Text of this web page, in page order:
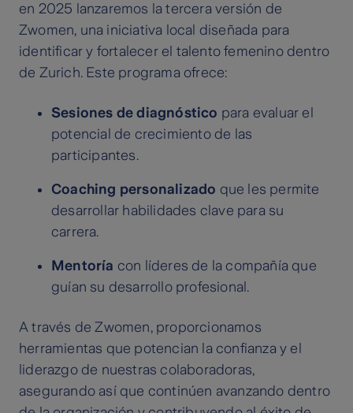
en 2025 lanzaremos la tercera versión de
Zwomen, una iniciativa local diseñada para
identificar y fortalecer el talento femenino dentro
de Zurich. Este programa ofrece:
Sesiones de diagnóstico para evaluar el
potencial de crecimiento de las
participantes.
Coaching personalizado que les permite
desarrollar habilidades clave para su
carrera.
Mentoría con líderes de la compañía que
guían su desarrollo profesional.
A través de Zwomen, proporcionamos
herramientas que potencian la confianza y el
liderazgo de nuestras colaboradoras,
asegurando así que continúen avanzando dentro